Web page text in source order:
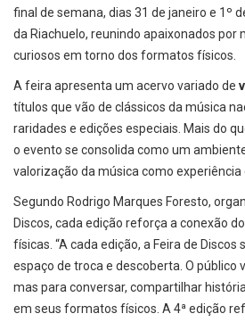
final de semana, dias 31 de janeiro e 1º
da Riachuelo, reunindo apaixonados por
curiosos em torno dos formatos físicos.
A feira apresenta um acervo variado de
títulos que vão de clássicos da música
raridades e edições especiais. Mais do
o evento se consolida como um
valorização da música como
Segundo Rodrigo Marques Foresto,
Discos, cada edição reforça a conexão
físicas. “A cada edição, a Feira de
espaço de troca e descoberta. O público
mas para conversar, compartilhar
em seus formatos físicos. A 4ª edição